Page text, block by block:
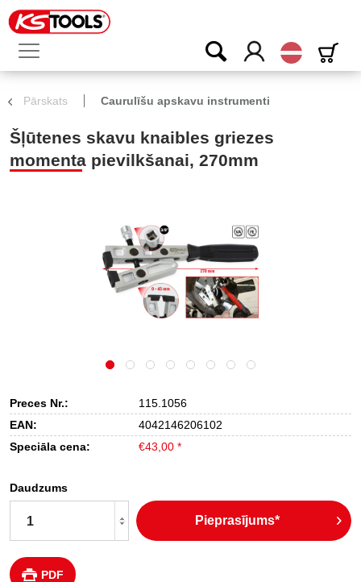
Latvijas
Pārskats Caurulīšu apskavu instrumenti
Šļūtenes skavu knaibles griezes
momenta pievilkšanai, 270mm
Preces Nr.:
115.1056
EAN:
4042146206102
Speciāla cena:
€43,00 *
Daudzums
Pieprasījums*
PDF